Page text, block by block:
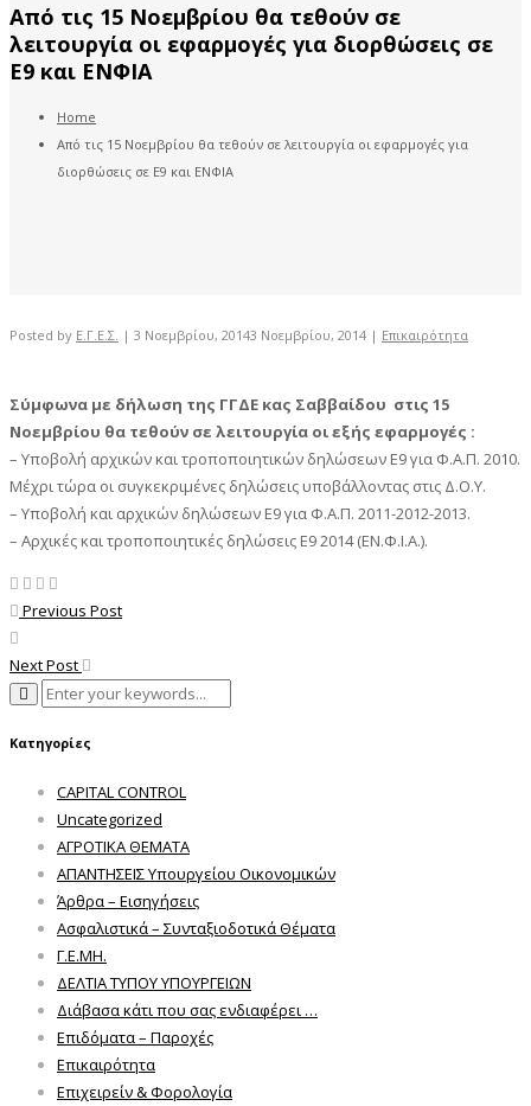
Από τις 15 Νοεμβρίου θα τεθούν σε
λειτουργία οι εφαρμογές για διορθώσεις σε
Ε9 και ΕΝΦΙΑ
Home
Από τις 15 Νοεμβρίου θα τεθούν σε λειτουργία οι εφαρμογές για
διορθώσεις σε Ε9 και ΕΝΦΙΑ
Posted by Ε.Γ.Ε.Σ. | 3 Νοεμβρίου, 20143 Νοεμβρίου, 2014 | Επικαιρότητα
Σύμφωνα με δήλωση της ΓΓΔΕ κας Σαββαίδου στις 15
Νοεμβρίου θα τεθούν σε λειτουργία οι εξής εφαρμογές :
– Υποβολή αρχικών και τροποποιητικών δηλώσεων Ε9 για Φ.Α.Π. 2010.
Μέχρι τώρα οι συγκεκριμένες δηλώσεις υποβάλλοντας στις Δ.Ο.Υ.
– Υποβολή και αρχικών δηλώσεων Ε9 για Φ.Α.Π. 2011-2012-2013.
– Αρχικές και τροποποιητικές δηλώσεις Ε9 2014 (ΕΝ.Φ.Ι.Α.).
Previous Post
Next Post
Κατηγορίες
CAPITAL CONTROL
Uncategorized
ΑΓΡΟΤΙΚΑ ΘΕΜΑΤΑ
ΑΠΑΝΤΗΣΕΙΣ Υπουργείου Οικονομικών
Άρθρα – Εισηγήσεις
Ασφαλιστικά – Συνταξιοδοτικά Θέματα
Γ.Ε.ΜΗ.
ΔΕΛΤΙΑ ΤΥΠΟΥ ΥΠΟΥΡΓΕΙΩΝ
Διάβασα κάτι που σας ενδιαφέρει …
Επιδόματα – Παροχές
Επικαιρότητα
Επιχειρείν & Φορολογία